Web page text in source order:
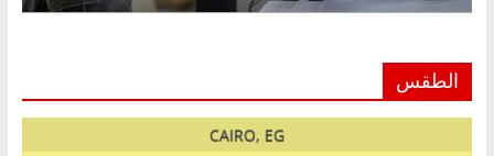
الطقس
CAIRO, EG